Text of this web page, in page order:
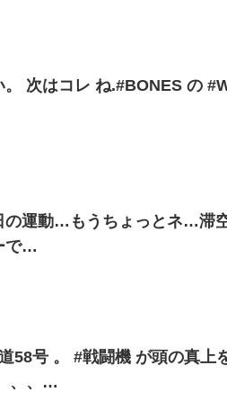
。 次はコレ ね.#BONES の
の運動…もうちょっとネ…滞
で…
58号 。 #戦闘機 が頭の真上
、、…